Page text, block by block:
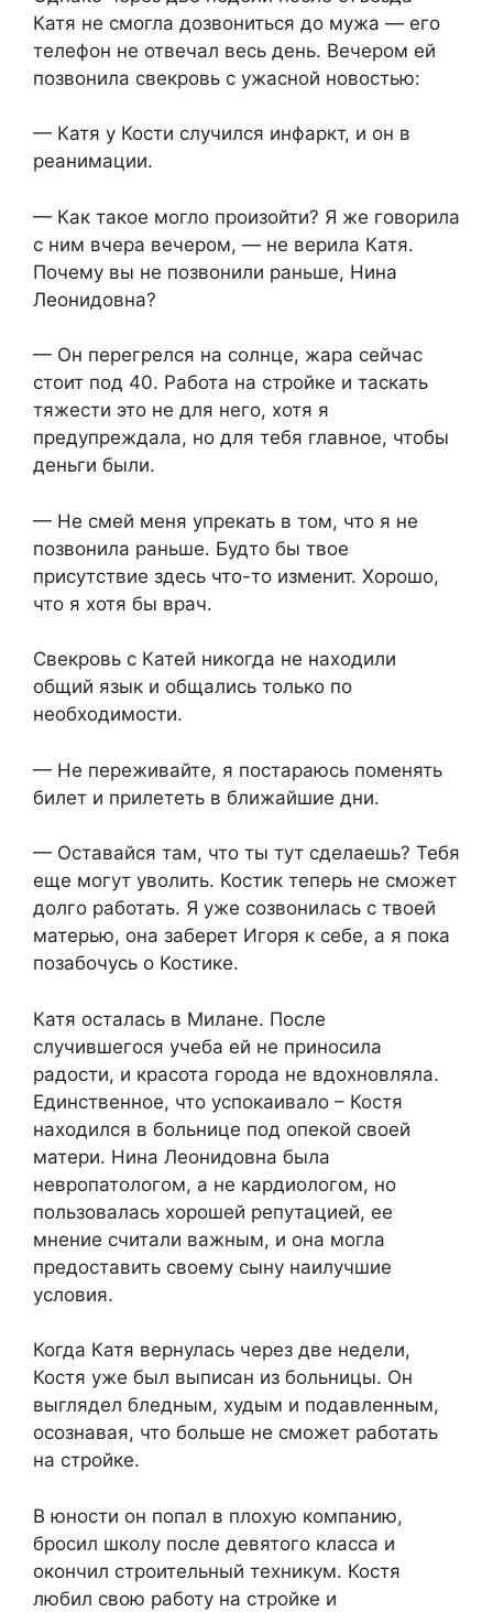
Катя не смогла дозвониться до мужа — его
телефон не отвечал весь день. Вечером ей
позвонила свекровь с ужасной новостью:
— Катя у Кости случился инфаркт, и он в
реанимации.
— Как такое могло произойти? Я же говорила
с ним вчера вечером, — не верила Катя.
Почему вы не позвонили раньше, Нина
Леонидовна?
— Он перегрелся на солнце, жара сейчас
стоит под 40. Работа на стройке и таскать
тяжести это не для него, хотя я
предупреждала, но для тебя главное, чтобы
деньги были.
— Не смей меня упрекать в том, что я не
позвонила раньше. Будто бы твое
присутствие здесь что-то изменит. Хорошо,
что я хотя бы врач.
Свекровь с Катей никогда не находили
общий язык и общались только по
необходимости.
— Не переживайте, я постараюсь поменять
билет и прилететь в ближайшие дни.
— Оставайся там, что ты тут сделаешь? Тебя
еще могут уволить. Костик теперь не сможет
долго работать. Я уже созвонилась с твоей
матерью, она заберет Игоря к себе, а я пока
позабочусь о Костике.
Катя осталась в Милане. После
случившегося учеба ей не приносила
радости, и красота города не вдохновляла.
Единственное, что успокаивало – Костя
находился в больнице под опекой своей
матери. Нина Леонидовна была
невропатологом, а не кардиологом, но
пользовалась хорошей репутацией, ее
мнение считали важным, и она могла
предоставить своему сыну наилучшие
условия.
Когда Катя вернулась через две недели,
Костя уже был выписан из больницы. Он
выглядел бледным, худым и подавленным,
осознавая, что больше не сможет работать
на стройке.
В юности он попал в плохую компанию,
бросил школу после девятого класса и
окончил строительный техникум. Костя
любил свою работу на стройке и